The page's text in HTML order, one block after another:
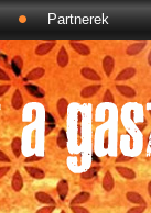
Partnerek